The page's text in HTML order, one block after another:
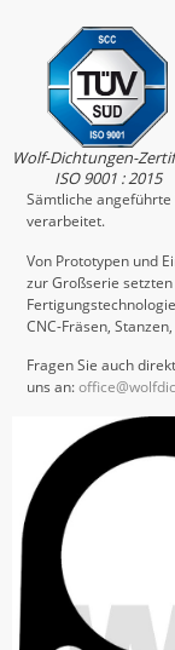
Wolf-Dichtungen-
ISO 9001 : 2015
Sämtliche
verarbeitet.
Von Prototypen und
zur Großserie
CNC-Fräsen,
Fragen Sie auch
uns an: